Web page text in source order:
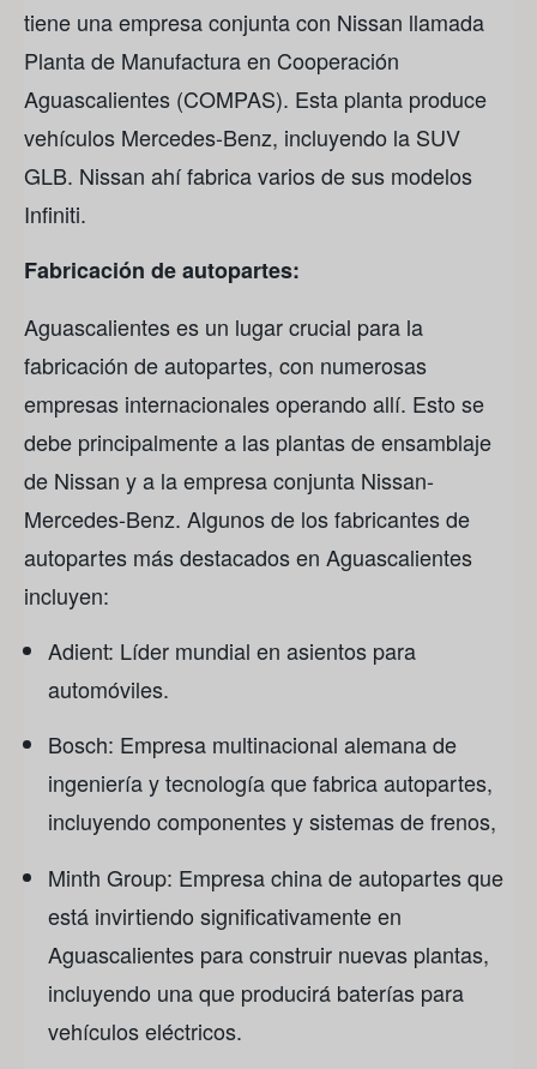
tiene una empresa conjunta con Nissan llamada
Planta de Manufactura en Cooperación
Aguascalientes (COMPAS). Esta planta produce
vehículos Mercedes-Benz, incluyendo la SUV
GLB. Nissan ahí fabrica varios de sus modelos
Infiniti.
Fabricación de autopartes:
Aguascalientes es un lugar crucial para la
fabricación de autopartes, con numerosas
empresas internacionales operando allí. Esto se
debe principalmente a las plantas de ensamblaje
de Nissan y a la empresa conjunta Nissan-
Mercedes-Benz. Algunos de los fabricantes de
autopartes más destacados en Aguascalientes
incluyen:
Adient: Líder mundial en asientos para
automóviles.
Bosch: Empresa multinacional alemana de
ingeniería y tecnología que fabrica autopartes,
incluyendo componentes y sistemas de frenos,
Minth Group: Empresa china de autopartes que
está invirtiendo significativamente en
Aguascalientes para construir nuevas plantas,
incluyendo una que producirá baterías para
vehículos eléctricos.